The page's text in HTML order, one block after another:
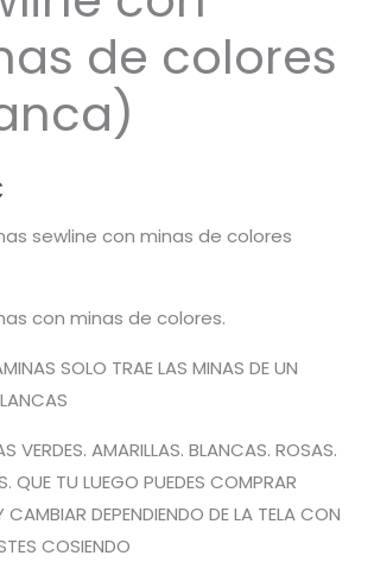
de colores
sewline con minas de colores
con minas de colores.
SOLO TRAE LAS MINAS DE UN
VERDES. AMARILLAS. BLANCAS. ROSAS.
QUE TU LUEGO PUEDES COMPRAR
CAMBIAR DEPENDIENDO DE LA TELA CON
COSIENDO